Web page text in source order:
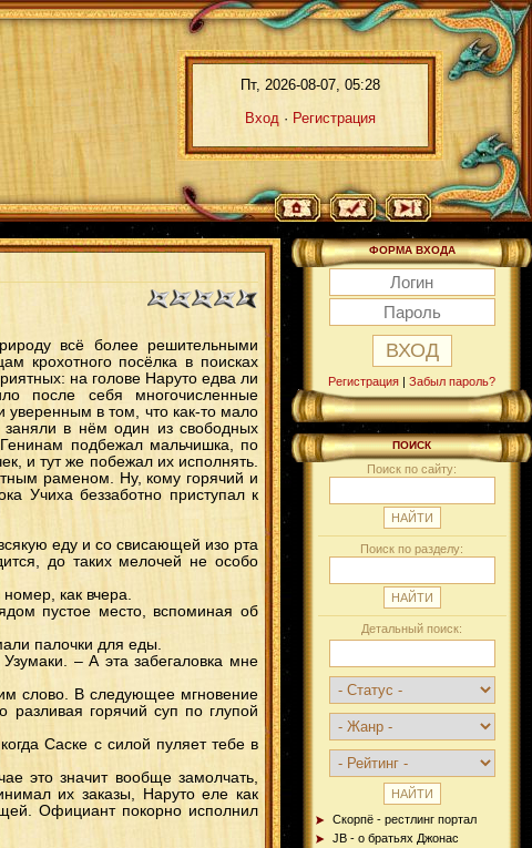
Пт, 2026-08-07, 05:28
Вход · Регистрация
всё более решительными
крохотного посёлка в поисках
на голове Наруто едва ли
после себя многочисленные
уверенным в том, что как-то мало
заняли в нём один из свободных
подбежал мальчишка, по
и тут же побежал их исполнять.
раменом. Ну, кому горячий и
Учиха беззаботно приступал к
еду и со свисающей изо рта
до таких мелочей не особо
как вчера.
пустое место, вспоминая об
палочки для еды.
– А эта забегаловка мне
слово. В следующее мгновение
горячий суп по глупой
Саске с силой пуляет тебе в
это значит вообще замолчать,
их заказы, Наруто еле как
Официант покорно исполнил
ФОРМА ВХОДА
Регистрация | Забыл пароль?
ПОИСК
Поиск по сайту:
Поиск по разделу:
Детальный поиск:
Скорпё - рестлинг портал
JB - о братьях Джонас